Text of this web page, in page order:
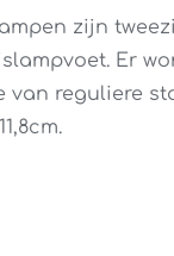
zijn
Er
van reguliere